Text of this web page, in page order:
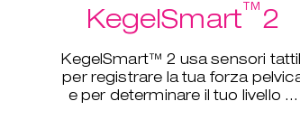
KegelSmart™2
KegelSmart™ 2 usa sensori
per registrare la tua forza
e per determinare il tuo livello di